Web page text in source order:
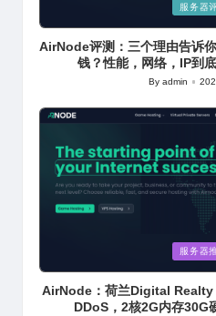
in
服务器
AirNode评测：三个理由告诉
钱？性能，网络，IP到
Posted
Byadmin
in
服务器
AirNode：荷兰Digital Realty
DDoS，2核2G内存30G